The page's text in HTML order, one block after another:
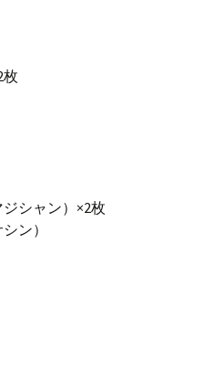
シャン）×2枚
ン）